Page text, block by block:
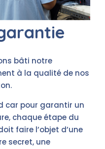
bâti notre
à la qualité de nos
car pour garantir un
chaque étape du
faire l’objet d’une
secret, une